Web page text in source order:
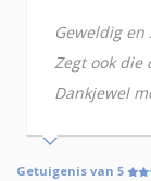
Geweldig
Zegt ook die
Dankjewel
Getuigenis van 5